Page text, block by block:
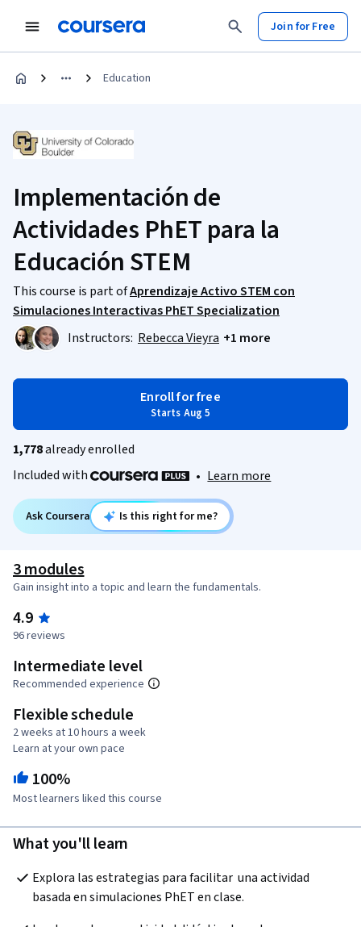
Join for Free
Education
Implementación de
Actividades PhET para la
Educación STEM
This course is part ofAprendizaje Activo STEM con
Simulaciones Interactivas PhET Specialization
Instructors: Rebecca Vieyra +1 more
Enroll for free
Starts Aug 5
1,778already enrolled
Included with
• Learn more
Ask Coursera Is this right for me?
3 modules
Gain insight into a topic and learn the fundamentals.
4.9
96 reviews
Intermediate level
Recommended experience
Flexible schedule
2 weeks at 10 hours a week
Learn at your own pace
100%
Most learners liked this course
What you'll learn
Explora las estrategias para facilitar  una actividad
basada en simulaciones PhET en clase.